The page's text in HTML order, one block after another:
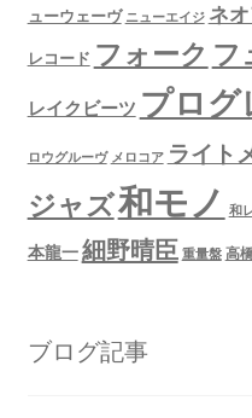
ューウェーヴ ニューエイジ ネ
レコード フォーク フ
レイクビーツ プログ
ロウグルーヴ メロコア ライト
ジャズ和モノ 和
本龍一細野晴臣 重量盤 高
ブログ記事